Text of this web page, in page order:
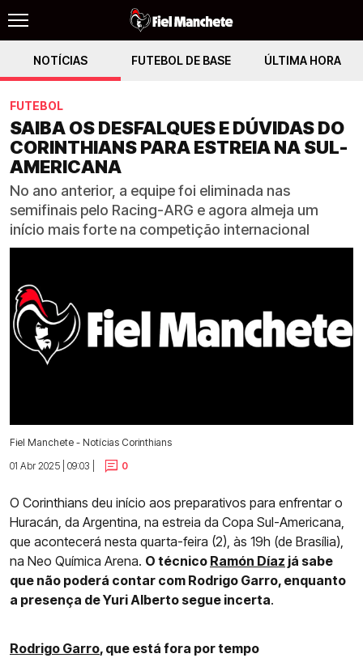
NOTÍCIAS FUTEBOL DE BASE ÚLTIMA HORA
FUTEBOL
SAIBA OS DESFALQUES E DÚVIDAS DO
CORINTHIANS PARA ESTREIA NA SUL-
AMERICANA
No ano anterior, a equipe foi eliminada nas
semifinais pelo Racing-ARG e agora almeja um
início mais forte na competição internacional
Fiel Manchete - Notícias Corinthians
01 Abr 2025 | 09:03 |
0
O Corinthians deu início aos preparativos para enfrentar o
Huracán, da Argentina, na estreia da Copa Sul-Americana,
que acontecerá nesta quarta-feira (2), às 19h (de Brasília),
na Neo Química Arena. O técnico Ramón Díaz já sabe
que não poderá contar com Rodrigo Garro, enquanto
a presença de Yuri Alberto segue incerta.
Rodrigo Garro, que está fora por tempo